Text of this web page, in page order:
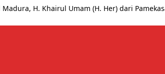
H. Khairul Umam (H. Her) dari